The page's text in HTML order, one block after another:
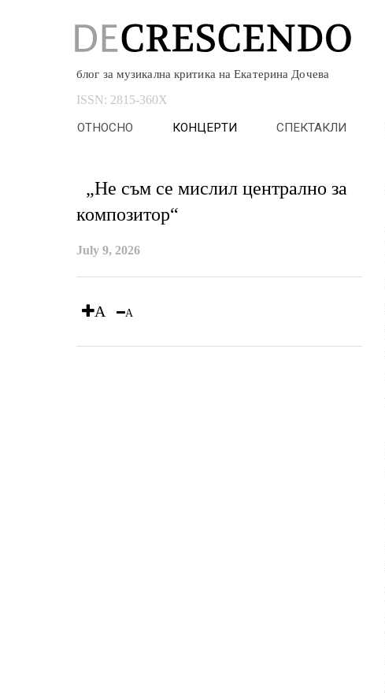
блог за музикална критика на Екатерина Дочева
ISSN: 2815-360X
ОТНОСНО КОНЦЕРТИ СПЕКТАКЛИ
„Не съм се мислил централно за
композитор“
July 9, 2026
A A